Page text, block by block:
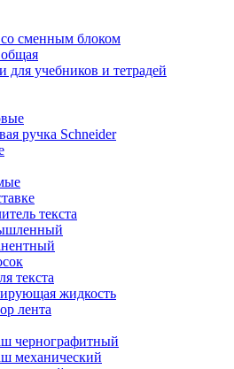
со сменным блоком
общая
для учебников и тетрадей
ручка Schneider
текста
текста
жидкость
лента
чернографитный
механический